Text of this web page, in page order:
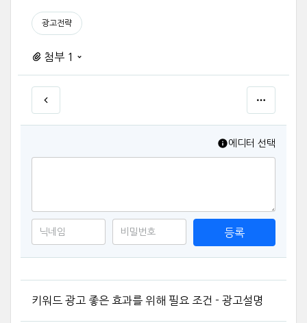
광고전략
첨부 1
에디터 선택
등록
키워드 광고 좋은 효과를 위해 필요 조건 - 광고설명